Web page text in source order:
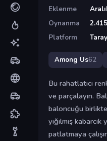
Eklenme
Oynanma
2.415
Platform
Among Us62
Bu rahatlatıcı
ve parçalayın.
baloncuğu
yığılmış
patlatmaya